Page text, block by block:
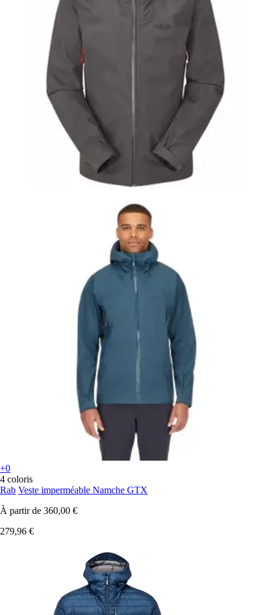
+0
4 coloris
Rab Veste imperméable Namche GTX
À partir de 360,00 €
279,96 €